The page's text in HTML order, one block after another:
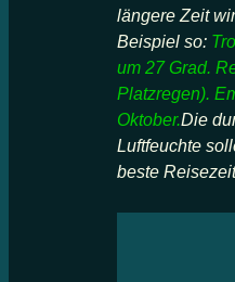
längere Zeit
Beispiel so:
um 27 Grad.
Platzregen).
Oktober.Die
Luftfeuchte
beste